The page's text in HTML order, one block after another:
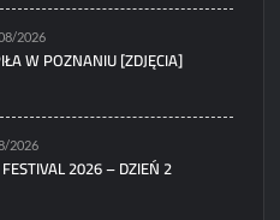
2026
W POZNANIU [ZDJĘCIA]
2026
2026 – DZIEŃ 2